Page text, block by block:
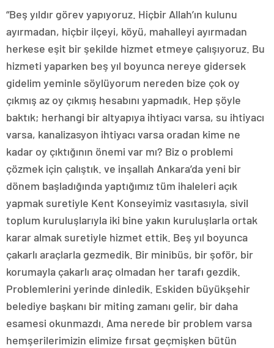
“Beş yıldır görev yapıyoruz. Hiçbir Allah’ın kulunu
ayırmadan, hiçbir ilçeyi, köyü, mahalleyi ayırmadan
herkese eşit bir şekilde hizmet etmeye çalışıyoruz. Bu
hizmeti yaparken beş yıl boyunca nereye gidersek
gidelim yeminle söylüyorum nereden bize çok oy
çıkmış az oy çıkmış hesabını yapmadık. Hep şöyle
baktık; herhangi bir altyapıya ihtiyacı varsa, su ihtiyacı
varsa, kanalizasyon ihtiyacı varsa oradan kime ne
kadar oy çıktığının önemi var mı? Biz o problemi
çözmek için çalıştık. ve inşallah Ankara’da yeni bir
dönem başladığında yaptığımız tüm ihaleleri açık
yapmak suretiyle Kent Konseyimiz vasıtasıyla, sivil
toplum kuruluşlarıyla iki bine yakın kuruluşlarla ortak
karar almak suretiyle hizmet ettik. Beş yıl boyunca
çakarlı araçlarla gezmedik. Bir minibüs, bir şoför, bir
korumayla çakarlı araç olmadan her tarafı gezdik.
Problemlerini yerinde dinledik. Eskiden büyükşehir
belediye başkanı bir miting zamanı gelir, bir daha
esamesi okunmazdı. Ama nerede bir problem varsa
hemşerilerimizin elimize fırsat geçmişken bütün